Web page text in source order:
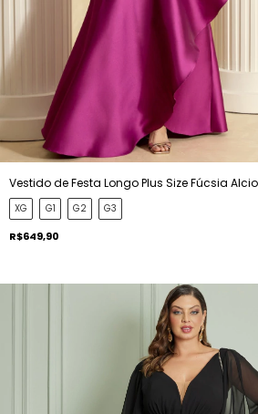
Vestido de Festa Longo Plus Size Fúcsia
XG G1 G2 G3
R$649,90